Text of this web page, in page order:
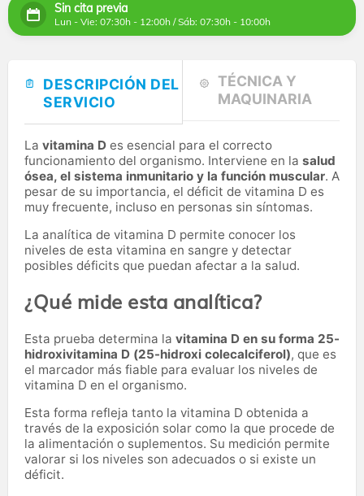
Sin cita previa
Lun - Vie: 07:30h - 12:00h / Sáb: 07:30h - 10:00h
DESCRIPCIÓN DEL
SERVICIO
TÉCNICA Y
MAQUINARIA
La vitamina D es esencial para el correcto
funcionamiento del organismo. Interviene en la salud
ósea, el sistema inmunitario y la función muscular. A
pesar de su importancia, el déficit de vitamina D es
muy frecuente, incluso en personas sin síntomas.
La analítica de vitamina D permite conocer los
niveles de esta vitamina en sangre y detectar
posibles déficits que puedan afectar a la salud.
¿Qué mide esta analítica?
Esta prueba determina la vitamina D en su forma 25-
hidroxivitamina D (25-hidroxi colecalciferol), que es
el marcador más fiable para evaluar los niveles de
vitamina D en el organismo.
Esta forma refleja tanto la vitamina D obtenida a
través de la exposición solar como la que procede de
la alimentación o suplementos. Su medición permite
valorar si los niveles son adecuados o si existe un
déficit.